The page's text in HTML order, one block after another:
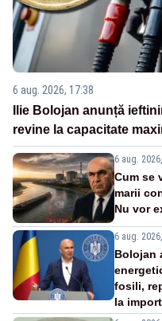
6 aug. 2026, 17:38
Ilie Bolojan anunță
revine la capacitate
6 aug.
Cum se
marii
Nu vor
6 aug.
Bolojan
fosili,
la